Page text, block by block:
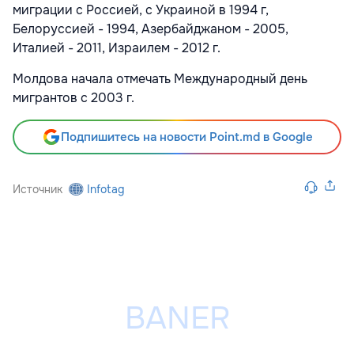
миграции с Россией, с Украиной в 1994 г,
Белоруссией - 1994, Азербайджаном - 2005,
Италией - 2011, Израилем - 2012 г.
Молдова начала отмечать Международный день
мигрантов с 2003 г.
Подпишитесь на новости Point.md в Google
Источник Infotag